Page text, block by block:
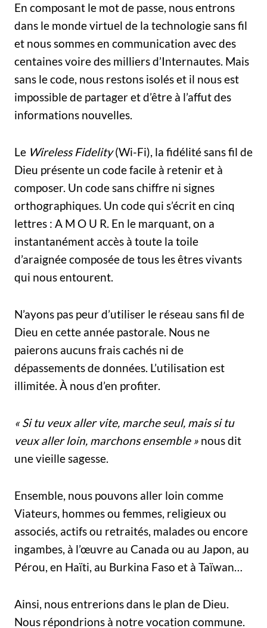
En composant le mot de passe, nous entrons
dans le monde virtuel de la technologie sans fil
et nous sommes en communication avec des
centaines voire des milliers d’Internautes. Mais
sans le code, nous restons isolés et il nous est
impossible de partager et d’être à l’affut des
informations nouvelles.
Le Wireless Fidelity(Wi-Fi), la fidélité sans fil de
Dieu présente un code facile à retenir et à
composer. Un code sans chiffre ni signes
orthographiques. Un code qui s’écrit en cinq
lettres : A M O U R. En le marquant, on a
instantanément accès à toute la toile
d’araignée composée de tous les êtres vivants
qui nous entourent.
N’ayons pas peur d’utiliser le réseau sans fil de
Dieu en cette année pastorale. Nous ne
paierons aucuns frais cachés ni de
dépassements de données. L’utilisation est
illimitée. À nous d’en profiter.
« Si tu veux aller vite, marche seul, mais si tu
veux aller loin, marchons ensemble » nous dit
une vieille sagesse.
Ensemble, nous pouvons aller loin comme
Viateurs, hommes ou femmes, religieux ou
associés, actifs ou retraités, malades ou encore
ingambes, à l’œuvre au Canada ou au Japon, au
Pérou, en Haïti, au Burkina Faso et à Taïwan…
Ainsi, nous entrerions dans le plan de Dieu.
Nous répondrions à notre vocation commune.